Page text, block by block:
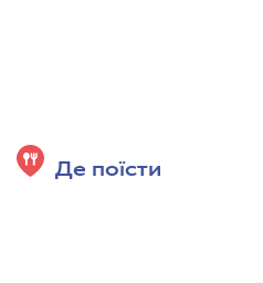
Де поїсти